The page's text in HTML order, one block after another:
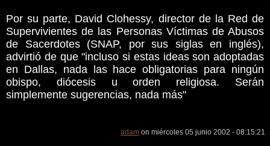
Por su parte, David Clohessy, director de la Red de
Supervivientes de las Personas Víctimas de Abusos
de Sacerdotes (SNAP, por sus siglas en inglés),
advirtió de que "incluso si estas ideas son adoptadas
en Dallas, nada las hace obligatorias para ningún
obispo, diócesis u orden religiosa. Serán
simplemente sugerencias, nada más"
adam on miércoles 05 junio 2002 - 08:15:21